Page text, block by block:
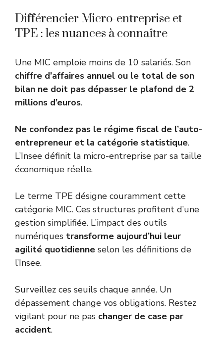
Différencier Micro-entreprise et
TPE : les nuances à connaître
Une MIC emploie moins de 10 salariés. Son
chiffre d’affaires annuel ou le total de son
bilan ne doit pas dépasser le plafond de 2
millions d’euros.
Ne confondez pas le régime fiscal de l’auto-
entrepreneur et la catégorie statistique.
L’Insee définit la micro-entreprise par sa taille
économique réelle.
Le terme TPE désigne couramment cette
catégorie MIC. Ces structures profitent d’une
gestion simplifiée. L’impact des outils
numériques transforme aujourd’hui leur
agilité quotidienne selon les définitions de
l’Insee.
Surveillez ces seuils chaque année. Un
dépassement change vos obligations. Restez
vigilant pour ne pas changer de case par
accident.